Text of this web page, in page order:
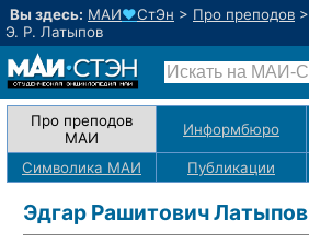
Вы здесь: МАИ♥СтЭн > Про преподов >
Э. Р. Латыпов
Про преподов
МАИ
Информбюро
Символика МАИ Публикации
Эдгар Рашитович Латыпов